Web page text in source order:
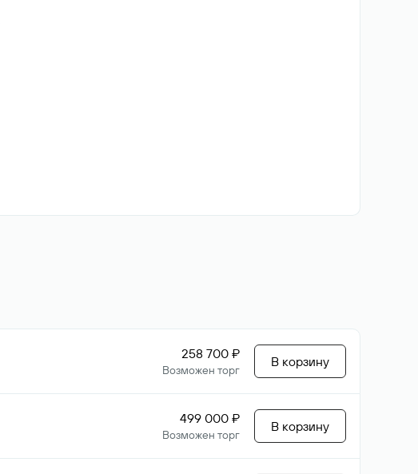
258 700 ₽
Возможен торг
В корзину
499 000 ₽
Возможен торг
В корзину